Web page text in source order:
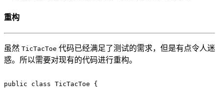
重构
虽然 TicTacToe 代码已经满足了测试的需求，但是有点令人迷
惑。所以需要对现有的代码进行重构。
public class TicTacToe {